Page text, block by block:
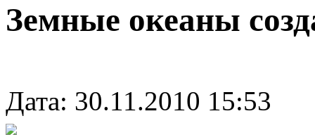
Земные океаны
Дата: 30.11.2010 15:53